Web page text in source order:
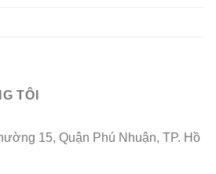
TÔI
15, Quận Phú Nhuận, TP. Hồ